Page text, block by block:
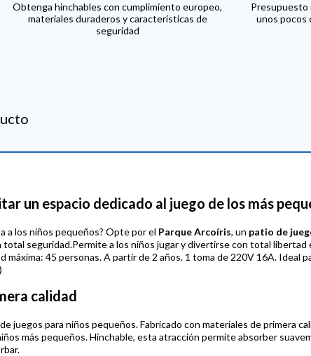
Obtenga hinchables con cumplimiento europeo,
materiales duraderos y características de
seguridad
Presupuesto
unos pocos
un espacio dedicado al juego de los más
a los niños pequeños? Opte por el Parque Arcoíris, un patio de
seguridad.Permite a los niños jugar y divertirse con total
máxima: 45 personas. A partir de 2 años. 1 toma de 220V 16A.
calidad
juegos para niños pequeños. Fabricado con materiales de primera
más pequeños. Hinchable, esta atracción permite absorber